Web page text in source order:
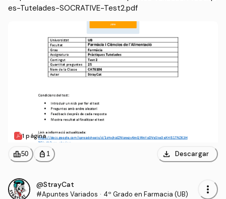
es-Tutelades-SOCRATIVE-Test2.pdf
1 página
leaderboard50 personal_bag 1 download Descargar
@StrayCat
#Apuntes Variados · 4º Grado en Farmacia (UB) more_vert